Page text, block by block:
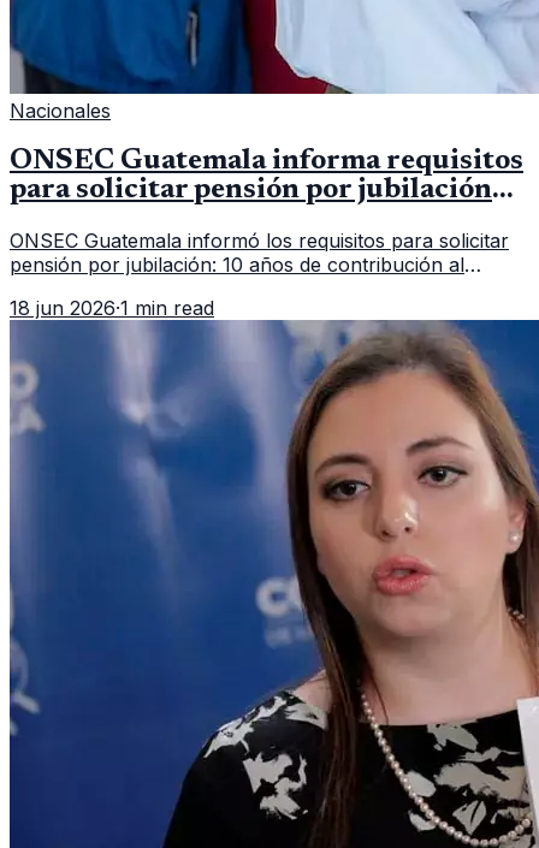
Nacionales
ONSEC Guatemala informa requisitos
para solicitar pensión por jubilación
ONSEC Guatemala informó los requisitos para solicitar
pensión por jubilación: 10 años de contribución al
importar edad.
18 jun 2026·1 min read